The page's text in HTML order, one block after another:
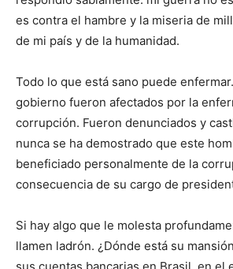
es contra el hambre y la miseria de
de mi país y de la humanidad.
Todo lo que está sano puede
gobierno fueron afectados por la
corrupción. Fueron denunciados y
nunca se ha demostrado que este
beneficiado personalmente de la
consecuencia de su cargo de
Si hay algo que le molesta
llamen ladrón. ¿Dónde está su